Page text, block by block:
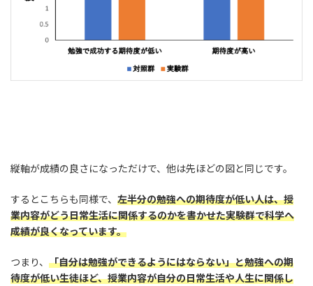
縦軸が成績の良さになっただけで、他は先ほどの図と同じです。
するとこちらも同様で、 左半分の勉強への期待度が低い人は、授
業内容がどう日常生活に関係するのかを書かせた実験群で科学へ
成績が良くなっています。
つまり、 「自分は勉強ができるようにはならない」と勉強への期
待度が低い生徒ほど、授業内容が自分の日常生活や人生に関係し